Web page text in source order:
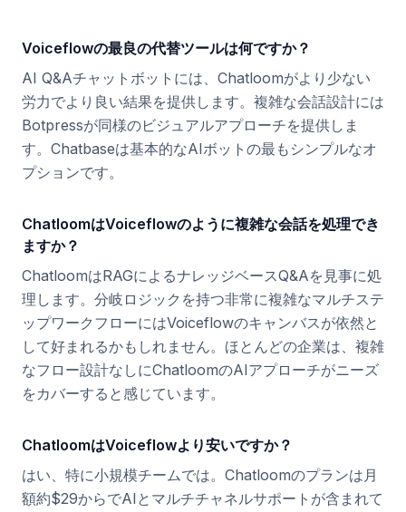
Voiceflowの最良の代替ツールは何ですか？
AI Q&Aチャットボットには、Chatloomがより少ない
労力でより良い結果を提供します。複雑な会話設計には
Botpressが同様のビジュアルアプローチを提供しま
す。Chatbaseは基本的なAIボットの最もシンプルなオ
プションです。
ChatloomはVoiceflowのように複雑な会話を処理でき
ますか？
ChatloomはRAGによるナレッジベースQ&Aを見事に処
理します。分岐ロジックを持つ非常に複雑なマルチステ
ップワークフローにはVoiceflowのキャンバスが依然と
して好まれるかもしれません。ほとんどの企業は、複雑
なフロー設計なしにChatloomのAIアプローチがニーズ
をカバーすると感じています。
ChatloomはVoiceflowより安いですか？
はい、特に小規模チームでは。Chatloomのプランは月
額約$29からでAIとマルチチャネルサポートが含まれて